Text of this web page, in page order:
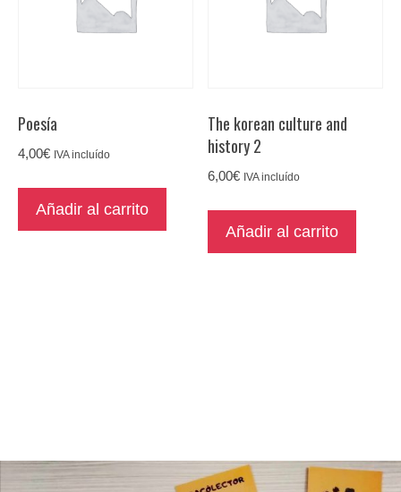
Poesía
4,00€ IVA incluído
Añadir al carrito
The korean culture and
history 2
6,00€ IVA incluído
Añadir al carrito